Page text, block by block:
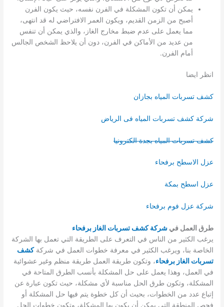
يمكن أن تكون المشكلة في الفرن نفسه، حيث يكون الفرن
أصبح من الزمن القديم، ويكون العمر الافتراضي له قد انتهى،
مما يعمل على عدم ضبط مخارج الغاز، والذي يمكن أن تنفس
من عديد من الأماكن في الفرن، دون أن يلاحظ الشخص الجالس
أمام الفرن.
انظر ايضا
كشف تسربات المياه بجازان
شركة كشف تسربات المياه فى الرياض
كشف تسربات المياه بجدة الكترونيا
عزل الاسطح برفحاء
عزل اسطح بمكة
شركة عزل فوم برفحاء
طرق العمل فيشركة كشف تسربات الغاز برفحاء
يرغب الكثير من الناس في التعرف على الطريقة التي تعمل بها الشركة
الخاصة بنا، ويرغب الكثير في معرفة خطوات العمل في شركةكشف
تسربات الغاز برفحاء، وتكون طريقة العمل طريقة منظم وغير عشوائية
في العمل، وهذا يعمل على حل المشكلة بأنسب الطرق المتاحة في
المشكلة، وتكون طرق الحل مناسبة لأي مشكلة، حيث تكون عبارة عن
إتباع عدد من الخطوات، بحيث أن كل خطوة يتم فيها حل المشكلة أو
فحص المنطقة التي يمكن أن يكون بها المشكلة، وتكون خطوات الحل